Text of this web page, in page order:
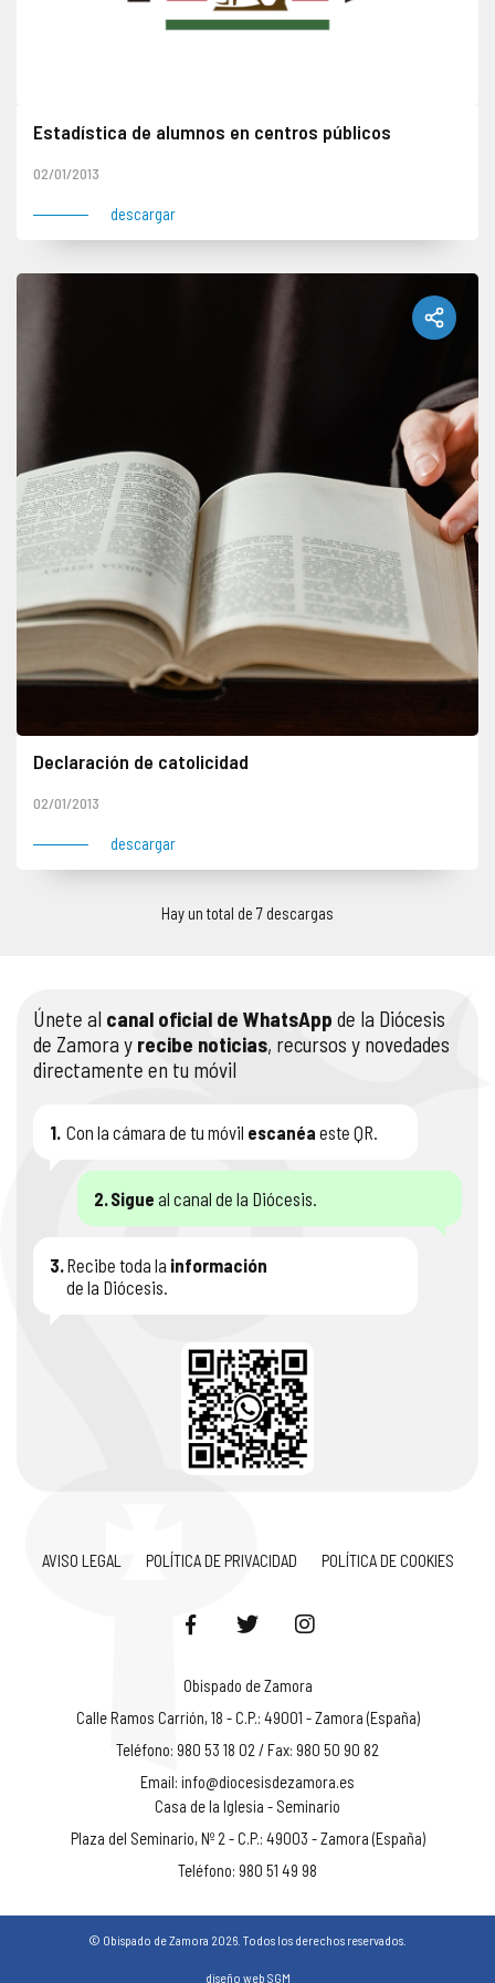
Estadística de alumnos en centros públicos
02/01/2013
descargar
Declaración de catolicidad
02/01/2013
descargar
Hay un total de 7 descargas
Únete al canal oficial de WhatsApp de la Diócesis
de Zamora y recibe noticias, recursos y novedades
directamente en tu móvil
1. Con la cámara de tu móvil escanéa este QR.
2.Sigue al canal de la Diócesis.
3.Recibe toda la información
de la Diócesis.
AVISO LEGAL POLÍTICA DE PRIVACIDAD POLÍTICA DE COOKIES
Obispado de Zamora
Calle Ramos Carrión, 18 - C.P.: 49001 - Zamora (España)
Teléfono: 980 53 18 02 / Fax: 980 50 90 82
Email: info@diocesisdezamora.es
Casa de la Iglesia - Seminario
Plaza del Seminario, Nº 2 - C.P.: 49003 - Zamora (España)
Teléfono: 980 51 49 98
© Obispado de Zamora 2026. Todos los derechos reservados.
diseño web SGM